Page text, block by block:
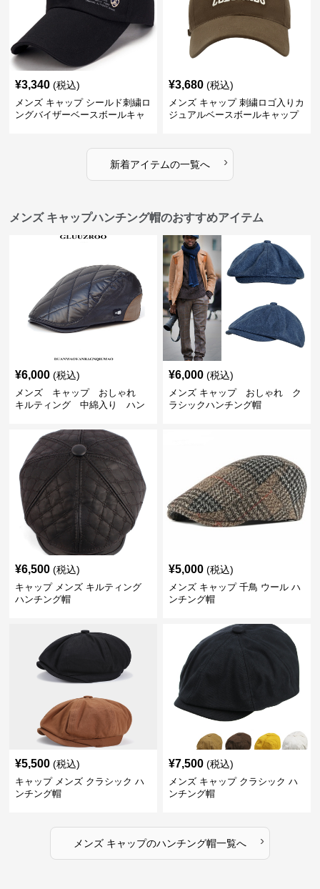
¥3,340 (税込)
メンズ キャップ シールド刺繍ロ
ングバイザーベースボールキャ
¥3,680 (税込)
メンズ キャップ 刺繍ロゴ入りカ
ジュアルベースボールキャップ
新着アイテムの一覧へ ›
メンズ キャップハンチング帽のおすすめアイテム
¥6,000 (税込)
メンズ キャップ おしゃれ
キルティング 中綿入り ハン
¥6,000 (税込)
メンズ キャップ おしゃれ ク
ラシックハンチング帽
¥6,500 (税込)
キャップ メンズ キルティング
ハンチング帽
¥5,000 (税込)
メンズ キャップ 千鳥 ウール ハ
ンチング帽
¥5,500 (税込)
キャップ メンズ クラシック ハ
ンチング帽
¥7,500 (税込)
メンズ キャップ クラシック ハ
ンチング帽
メンズ キャップのハンチング帽一覧へ ›